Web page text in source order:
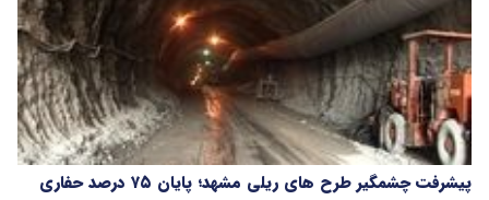
پیشرفت چشمگیر طرح های ریلی مشهد؛ پایان ۷۵ درصد حفاری